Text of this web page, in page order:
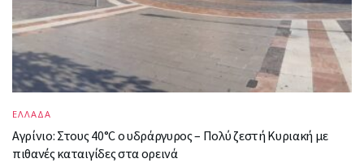
ΕΛΛΑΔΑ
Αγρίνιο: Στους 40°C ο υδράργυρος – Πολύ ζεστή Κυριακή με
πιθανές καταιγίδες στα ορεινά